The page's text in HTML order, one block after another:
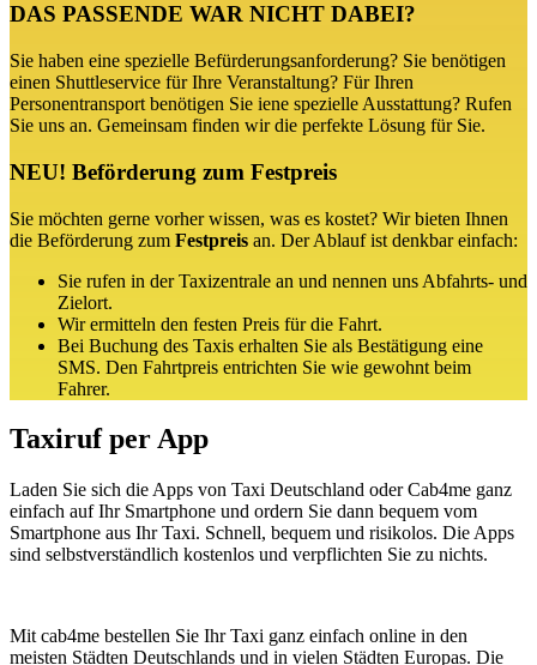
DAS PASSENDE WAR NICHT DABEI?
Sie haben eine spezielle Befürderungsanforderung? Sie benötigen
einen Shuttleservice für Ihre Veranstaltung? Für Ihren
Personentransport benötigen Sie iene spezielle Ausstattung? Rufen
Sie uns an. Gemeinsam finden wir die perfekte Lösung für Sie.
NEU! Beförderung zum Festpreis
Sie möchten gerne vorher wissen, was es kostet? Wir bieten Ihnen
die Beförderung zum Festpreis an. Der Ablauf ist denkbar einfach:
Sie rufen in der Taxizentrale an und nennen uns Abfahrts- und
Zielort.
Wir ermitteln den festen Preis für die Fahrt.
Bei Buchung des Taxis erhalten Sie als Bestätigung eine
SMS. Den Fahrtpreis entrichten Sie wie gewohnt beim
Fahrer.
Taxiruf per App
Laden Sie sich die Apps von Taxi Deutschland oder Cab4me ganz
einfach auf Ihr Smartphone und ordern Sie dann bequem vom
Smartphone aus Ihr Taxi. Schnell, bequem und risikolos. Die Apps
sind selbstverständlich kostenlos und verpflichten Sie zu nichts.
Mit cab4me bestellen Sie Ihr Taxi ganz einfach online in den
meisten Städten Deutschlands und in vielen Städten Europas. Die